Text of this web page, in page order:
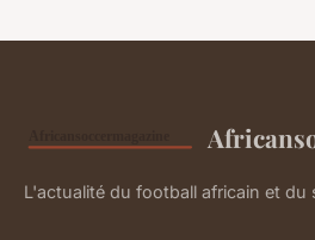
L'actualité du football africain et